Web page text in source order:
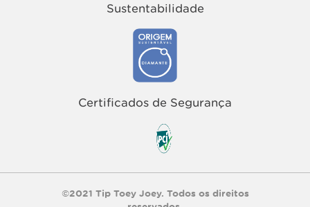
Sustentabilidade
Certificados de Segurança
©2021 Tip Toey Joey. Todos os direitos